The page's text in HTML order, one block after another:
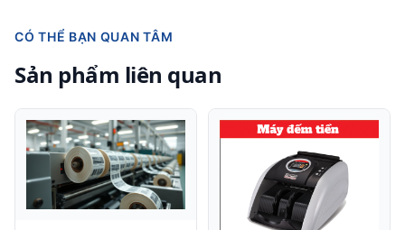
CÓ THỂ BẠN QUAN TÂM
Sản phẩm liên quan